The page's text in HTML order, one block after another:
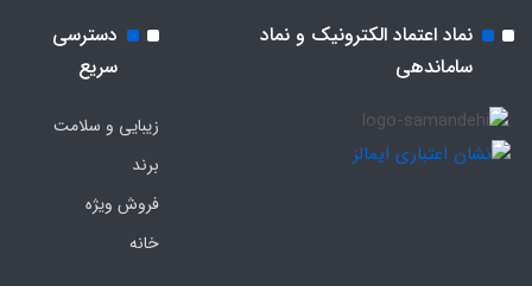
نماد اعتماد الکترونیک و نماد
ساماندهی
دسترسی
سریع
زیبایی و سلامت
برند
فروش ویژه
خانه